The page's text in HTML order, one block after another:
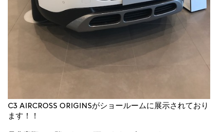
C3 AIRCROSS ORIGINSがショールームに展示されており
ます！！